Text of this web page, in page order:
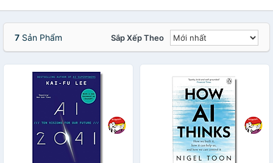
7 Sản Phẩm Sắp Xếp Theo